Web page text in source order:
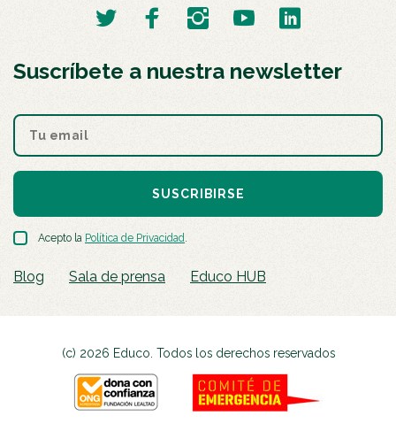
Suscríbete a nuestra newsletter
SUSCRIBIRSE
Acepto la Política de Privacidad.
Blog Sala de prensa Educo HUB
(c) 2026 Educo. Todos los derechos reservados